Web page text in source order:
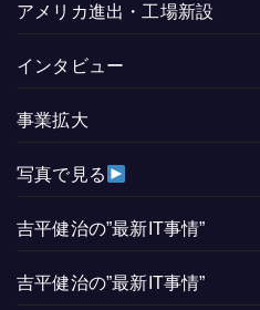
アメリカ進出・工場新設
インタビュー
事業拡大
写真で見る
吉平健治の”最新IT事情”
吉平健治の”最新IT事情”